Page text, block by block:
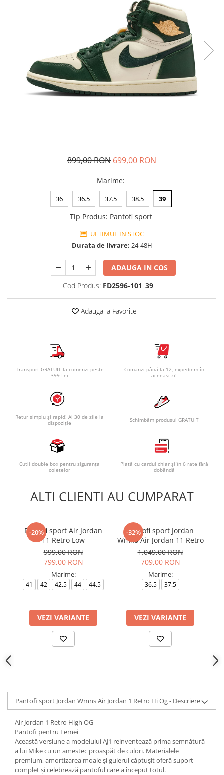
Pantaloni scurti Copii
Accesorii
Ingrijire incaltaminte
899,00 RON 699,00 RON
Marime:
36 36.5 37.5 38.5 39
Tip Produs: Pantofi sport
ULTIMUL IN STOC
Durata de livrare: 24-48H
ADAUGA IN COS
Cod Produs: FD2596-101_39
Adauga la Favorite
Transport GRATUIT la comenzi peste
399 Lei
Comanzi până la 12, expediem în
aceeași zi!
Retur simplu și rapid! Ai 30 de zile la
dispoziție
Schimbăm produsul GRATUIT
Cutii double box pentru siguranța
coletelor
Plată cu cardul chiar și în 6 rate fără
dobândă
ALTI CLIENTI AU CUMPARAT
-20%
Pantofi sport Air Jordan
11 Retro Low
999,00 RON
799,00 RON
Marime:
41 42 42.5 44 44.5
VEZI VARIANTE
-32%
Pantofi sport Jordan
Wmns Air Jordan 11 Retro
1.049,00 RON
709,00 RON
Marime:
36.5 37.5
VEZI VARIANTE
Pantofi sport Jordan Wmns Air Jordan 1 Retro Hi Og - Descriere
Air Jordan 1 Retro High OG
Pantofi pentru Femei
Această versiune a modelului AJ1 reinventează prima semnătură
a lui Mike cu un amestec proaspăt de culori. Materialele
premium, amortizarea moale și gulerul căptușit oferă suport
complet și celebrează pantoful care a început totul.